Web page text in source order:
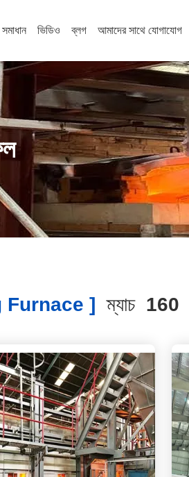
সমাধান ভিডিও ব্লগ আমাদের সাথে যোগাযোগ
] ম্যাচ 160